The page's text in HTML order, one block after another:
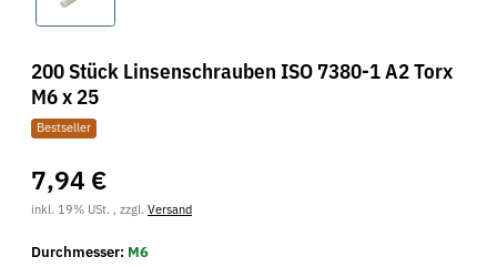
200 Stück Linsenschrauben ISO 7380-1 A2 Torx
M6 x 25
Bestseller
7,94 €
inkl. 19% USt. , zzgl. Versand
Durchmesser: M6